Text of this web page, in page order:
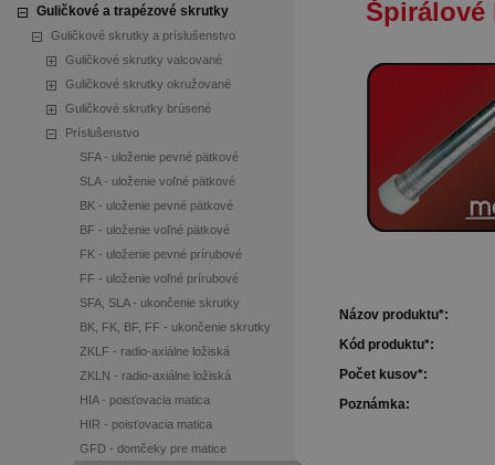
Guličkové a trapézové skrutky
Guličkové skrutky a príslušenstvo
Guličkové skrutky valcované
Guličkové skrutky okružované
Guličkové skrutky brúsené
Príslušenstvo
SFA - uloženie pevné pätkové
SLA - uloženie voľné pätkové
BK - uloženie pevné pätkové
BF - uloženie voľné pätkové
FK - uloženie pevné prírubové
FF - uloženie voľné prírubové
SFA, SLA - ukončenie skrutky
BK, FK, BF, FF - ukončenie skrutky
ZKLF - radio-axiálne ložiská
ZKLN - radio-axiálne ložiská
HIA - poisťovacia matica
HIR - poisťovacia matica
GFD - domčeky pre matice
Názov produktu*:
Kód produktu*:
Počet kusov*:
Poznámka: